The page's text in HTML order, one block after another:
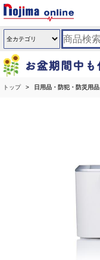
トップ 日用品・防犯・防災用品